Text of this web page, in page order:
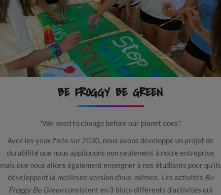
BE FROGGY BE GREEN
"We need to change before our planet does".
Avec les yeux fixés sur 2030, nous avons développé un projet de
durabilité que nous appliquons non seulement à notre entreprise
mais que nous allons également enseigner à nos étudiants pour qu'ils
développent la meilleure version d'eux-mêmes. Les activités Be
Froggy Be Greenconsistent en 3 blocs différents d'activités qui